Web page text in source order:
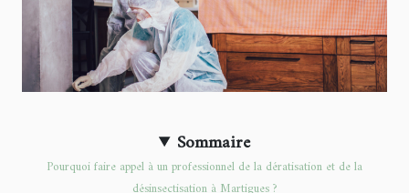
Sommaire
Pourquoi faire appel à un professionnel de la dératisation et de la